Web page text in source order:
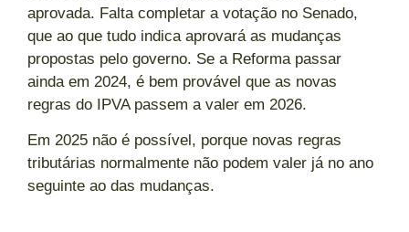
aprovada. Falta completar a votação no Senado,
que ao que tudo indica aprovará as mudanças
propostas pelo governo. Se a Reforma passar
ainda em 2024, é bem provável que as novas
regras do IPVA passem a valer em 2026.
Em 2025 não é possível, porque novas regras
tributárias normalmente não podem valer já no ano
seguinte ao das mudanças.